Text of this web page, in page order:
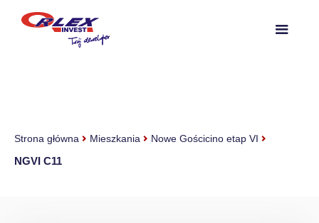
Strona główna Mieszkania Nowe Gościcino etap VI
NGVI C11